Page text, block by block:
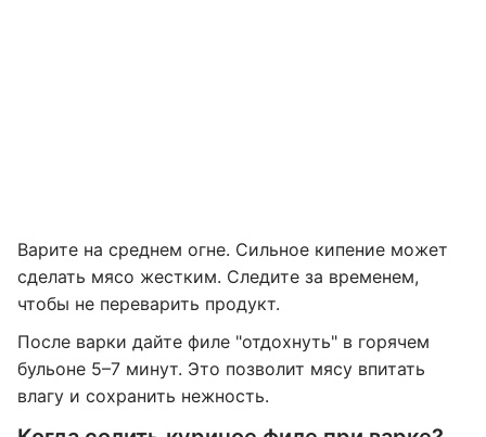
Варите на среднем огне. Сильное кипение может
сделать мясо жестким. Следите за временем,
чтобы не переварить продукт.
После варки дайте филе "отдохнуть" в горячем
бульоне 5–7 минут. Это позволит мясу впитать
влагу и сохранить нежность.